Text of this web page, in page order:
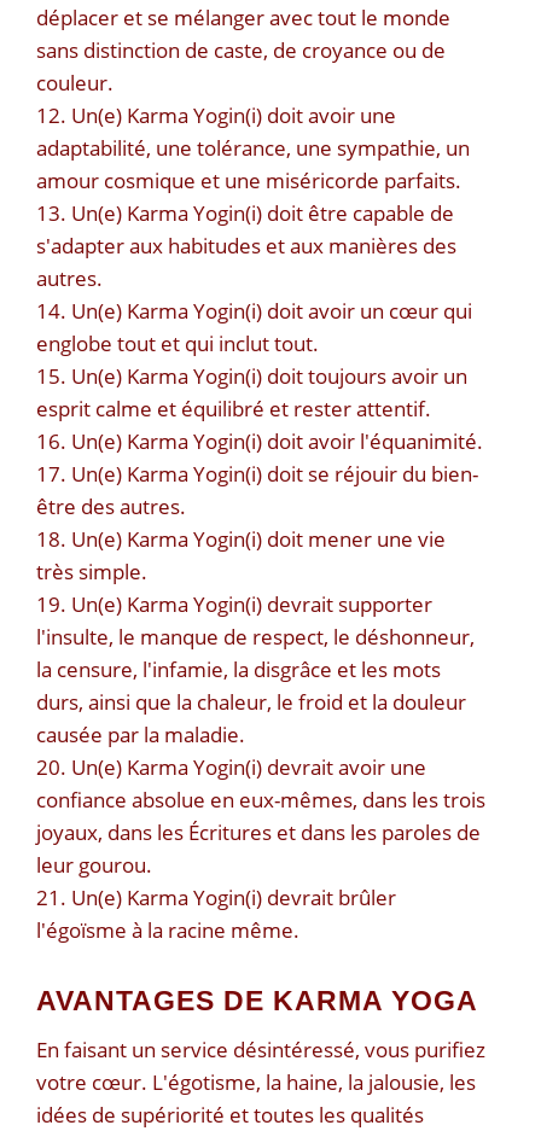
déplacer et se mélanger avec tout le monde
sans distinction de caste, de croyance ou de
couleur.
12. Un(e) Karma Yogin(i) doit avoir une
adaptabilité, une tolérance, une sympathie, un
amour cosmique et une miséricorde parfaits.
13. Un(e) Karma Yogin(i) doit être capable de
s'adapter aux habitudes et aux manières des
autres.
14. Un(e) Karma Yogin(i) doit avoir un cœur qui
englobe tout et qui inclut tout.
15. Un(e) Karma Yogin(i) doit toujours avoir un
esprit calme et équilibré et rester attentif.
16. Un(e) Karma Yogin(i) doit avoir l'équanimité.
17. Un(e) Karma Yogin(i) doit se réjouir du bien-
être des autres.
18. Un(e) Karma Yogin(i) doit mener une vie
très simple.
19. Un(e) Karma Yogin(i) devrait supporter
l'insulte, le manque de respect, le déshonneur,
la censure, l'infamie, la disgrâce et les mots
durs, ainsi que la chaleur, le froid et la douleur
causée par la maladie.
20. Un(e) Karma Yogin(i) devrait avoir une
confiance absolue en eux-mêmes, dans les trois
joyaux, dans les Écritures et dans les paroles de
leur gourou.
21. Un(e) Karma Yogin(i) devrait brûler
l'égoïsme à la racine même.
AVANTAGES DE KARMA YOGA
En faisant un service désintéressé, vous purifiez
votre cœur. L'égotisme, la haine, la jalousie, les
idées de supériorité et toutes les qualités